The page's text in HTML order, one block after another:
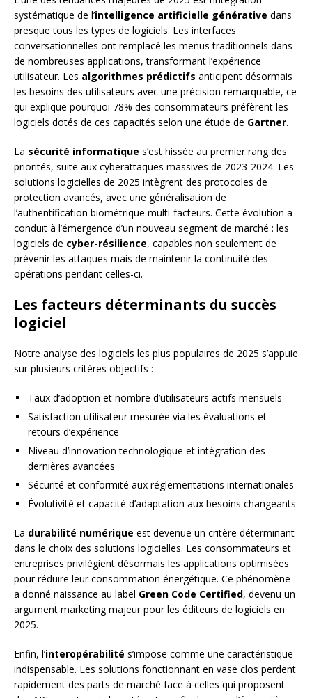
systématique de l’intelligence artificielle générative dans
presque tous les types de logiciels. Les interfaces
conversationnelles ont remplacé les menus traditionnels dans
de nombreuses applications, transformant l’expérience
utilisateur. Les algorithmes prédictifs anticipent désormais
les besoins des utilisateurs avec une précision remarquable, ce
qui explique pourquoi 78% des consommateurs préfèrent les
logiciels dotés de ces capacités selon une étude de Gartner.
La sécurité informatique s’est hissée au premier rang des
priorités, suite aux cyberattaques massives de 2023-2024. Les
solutions logicielles de 2025 intègrent des protocoles de
protection avancés, avec une généralisation de
l’authentification biométrique multi-facteurs. Cette évolution a
conduit à l’émergence d’un nouveau segment de marché : les
logiciels de cyber-résilience, capables non seulement de
prévenir les attaques mais de maintenir la continuité des
opérations pendant celles-ci.
Les facteurs déterminants du succès
logiciel
Notre analyse des logiciels les plus populaires de 2025 s’appuie
sur plusieurs critères objectifs :
Taux d’adoption et nombre d’utilisateurs actifs mensuels
Satisfaction utilisateur mesurée via les évaluations et
retours d’expérience
Niveau d’innovation technologique et intégration des
dernières avancées
Sécurité et conformité aux réglementations internationales
Évolutivité et capacité d’adaptation aux besoins changeants
La durabilité numérique est devenue un critère déterminant
dans le choix des solutions logicielles. Les consommateurs et
entreprises privilégient désormais les applications optimisées
pour réduire leur consommation énergétique. Ce phénomène
a donné naissance au label Green Code Certified, devenu un
argument marketing majeur pour les éditeurs de logiciels en
2025.
Enfin, l’interopérabilité s’impose comme une caractéristique
indispensable. Les solutions fonctionnant en vase clos perdent
rapidement des parts de marché face à celles qui proposent